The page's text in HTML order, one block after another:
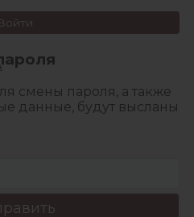
смены пароля, а также
данные, будут высланы